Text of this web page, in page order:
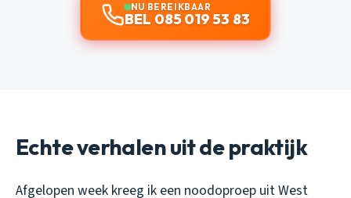
NU BEREIKBAAR
BEL 085 019 53 83
Echte verhalen uit de praktijk
Afgelopen week kreeg ik een noodoproep uit West